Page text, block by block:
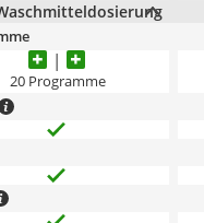
20 Programme